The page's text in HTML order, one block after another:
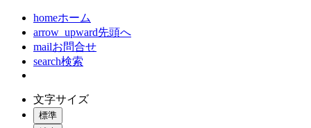
homeホーム
arrow_upward先頭へ
mailお問合せ
search検索
文字サイズ
標準